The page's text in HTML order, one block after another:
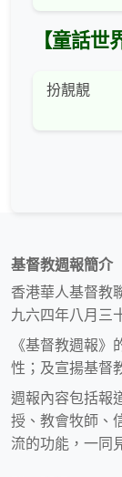
【童話世
扮靚靚
基督教週報簡介
香港華人基督教
九六四年八月三
《基督教週報
性；及宣揚基督
週報內容包括報
授、教會牧師、
流的功能，一同